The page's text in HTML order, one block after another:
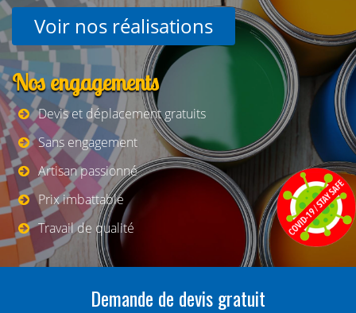
Voir nos réalisations
Nos engagements
Devis et déplacement gratuits
Sans engagement
Artisan passionné
Prix imbattable
Travail de qualité
Demande de devis gratuit